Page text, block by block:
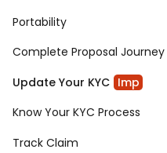
Portability
Complete Proposal Journey
Update Your KYC Imp
Know Your KYC Process
Track Claim